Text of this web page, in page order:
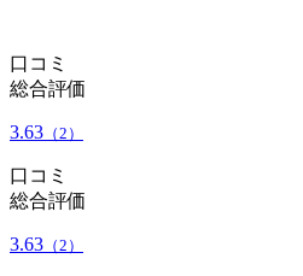
口コミ
総合評価
3.63 （2）
口コミ
総合評価
3.63 （2）